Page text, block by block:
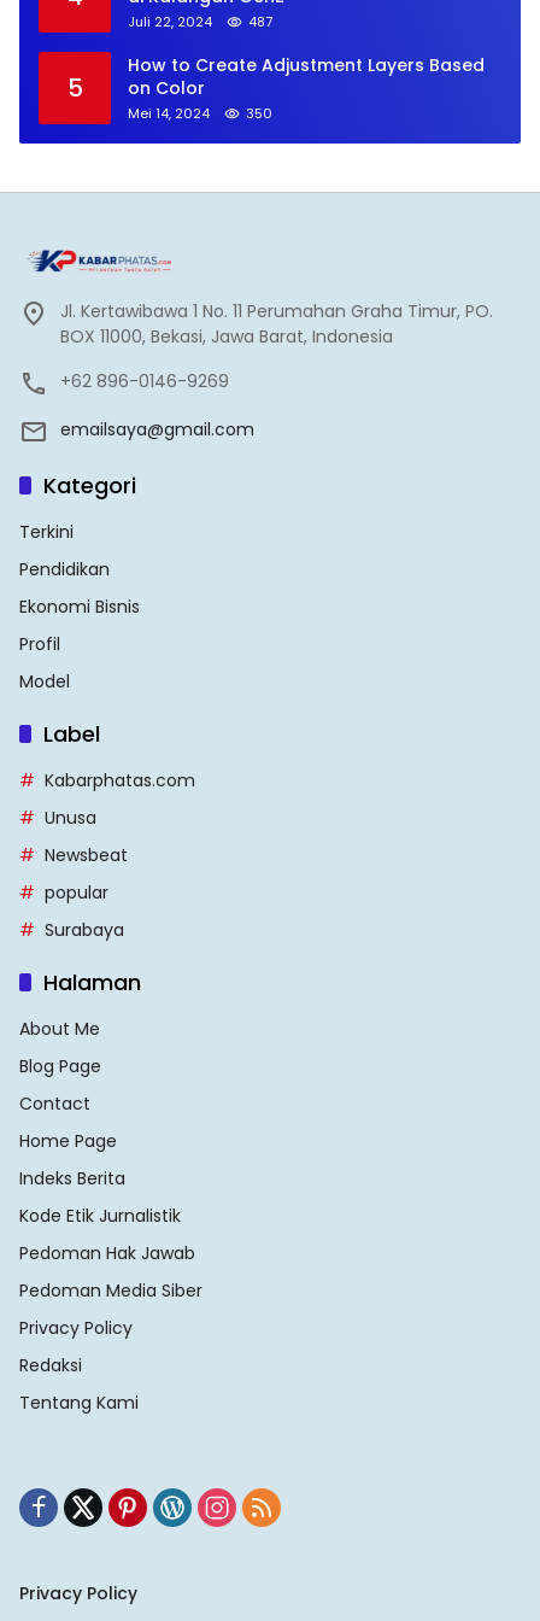
Juli 22, 2024 487
5
How to Create Adjustment Layers Based
on Color
Mei 14, 2024 350
Jl. Kertawibawa 1 No. 11 Perumahan Graha Timur, PO.
BOX 11000, Bekasi, Jawa Barat, Indonesia
+62 896-0146-9269
emailsaya@gmail.com
Kategori
Terkini
Pendidikan
Ekonomi Bisnis
Profil
Model
Label
Kabarphatas.com
Unusa
Newsbeat
popular
Surabaya
Halaman
About Me
Blog Page
Contact
Home Page
Indeks Berita
Kode Etik Jurnalistik
Pedoman Hak Jawab
Pedoman Media Siber
Privacy Policy
Redaksi
Tentang Kami
Privacy Policy